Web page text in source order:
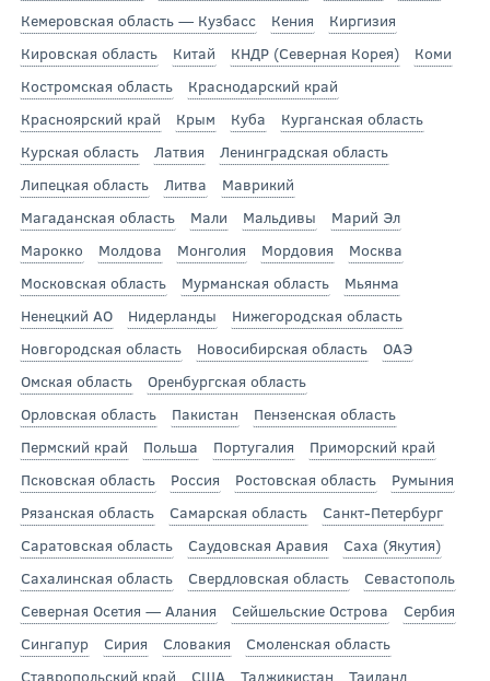
Кемеровская область — Кузбасс
Кения
Киргизия
Кировская область
Китай КНДР (Северная Корея)
Коми
Костромская область
Краснодарский край
Красноярский край
Крым Куба
Курганская область
Курская область
Латвия
Ленинградская область
Липецкая область
Литва
Маврикий
Магаданская область
Мали Мальдивы
Марий Эл
Марокко
Молдова Монголия Мордовия
Москва
Московская область
Мурманская область
Мьянма
Ненецкий АО
Нидерланды
Нижегородская область
Новгородская область
Новосибирская область
ОАЭ
Омская область
Оренбургская область
Орловская область
Пакистан
Пензенская область
Пермский край
Польша Португалия
Приморский край
Псковская область
Россия Ростовская область
Румыния
Рязанская область
Самарская область
Санкт-Петербург
Саратовская область
Саудовская Аравия
Саха (Якутия)
Сахалинская область
Свердловская область
Севастополь
Северная Осетия — Алания
Сейшельские Острова
Сербия
Сингапур
Сирия Словакия
Смоленская область
Ставропольский край
США Таджикистан Таиланд